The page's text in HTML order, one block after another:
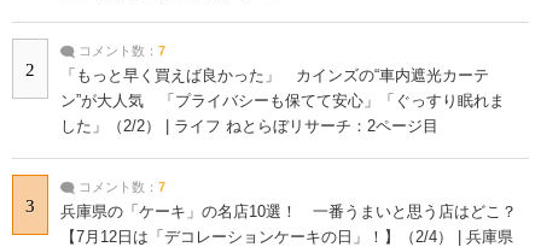
2
コメント数： 7
「もっと早く買えば良かった」 カインズの“車内遮光カーテ
ン”が大人気 「プライバシーも保てて安心」「ぐっすり眠れま
した」（2/2） | ライフ ねとらぼリサーチ：2ページ目
3
コメント数： 7
兵庫県の「ケーキ」の名店10選！ 一番うまいと思う店はどこ？
【7月12日は「デコレーションケーキの日」！】（2/4） | 兵庫県